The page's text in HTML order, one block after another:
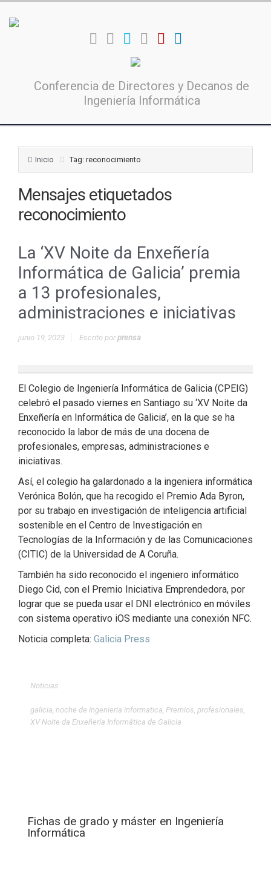
Conferencia de Directores y Decanos de
Ingeniería Informática
Inicio Tag: reconocimiento
Mensajes etiquetados
reconocimiento
La ‘XV Noite da Enxeñería
Informática de Galicia’ premia
a 13 profesionales,
administraciones e iniciativas
junio 19, 2023 Escrito porprensa
El Colegio de Ingeniería Informática de Galicia (CPEIG)
celebró el pasado viernes en Santiago su ‘XV Noite da
Enxeñería en Informática de Galicia’, en la que se ha
reconocido la labor de más de una docena de
profesionales, empresas, administraciones e
iniciativas.
Así, el colegio ha galardonado a la ingeniera informática
Verónica Bolón, que ha recogido el Premio Ada Byron,
por su trabajo en investigación de inteligencia artificial
sostenible en el Centro de Investigación en
Tecnologías de la Información y de las Comunicaciones
(CITIC) de la Universidad de A Coruña.
También ha sido reconocido el ingeniero informático
Diego Cid, con el Premio Iniciativa Emprendedora, por
lograr que se pueda usar el DNI electrónico en móviles
con sistema operativo iOS mediante una conexión NFC.
Noticia completa: Galicia Press
Noticias
galicia, noche de ingenieria informatica, Premios, profesionales,
XV Noite da Enxeñería Informática de Galicia
Fichas de grado y máster en Ingeniería
Informática